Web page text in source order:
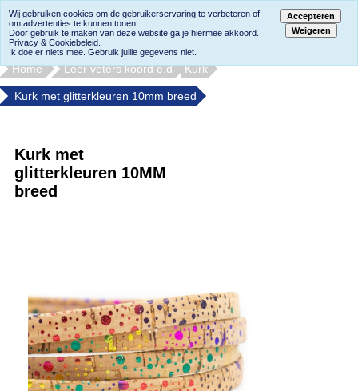
Home Leer veters koord e.d Kurk
Kurk met glitterkleuren 10mm breed
Kurk met
glitterkleuren 10MM
breed
Wij gebruiken cookies om de gebruikerservaring te verbeteren of
om advertenties te kunnen tonen.
Door gebruik te maken van deze website ga je hiermee akkoord.
Privacy & Cookiebeleid.
Ik doe er niets mee. Gebruik jullie gegevens niet.
Accepteren
Weigeren